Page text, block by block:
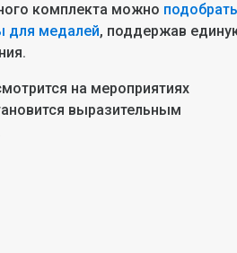
комплекта можно подобрать
для медалей, поддержав
на мероприятиях
выразительным